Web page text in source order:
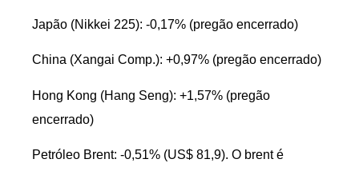
Japão (Nikkei 225): -0,17% (pregão encerrado)
China (Xangai Comp.): +0,97% (pregão encerrado)
Hong Kong (Hang Seng): +1,57% (pregão
encerrado)
Petróleo Brent: -0,51% (US$ 81,9). O brent é